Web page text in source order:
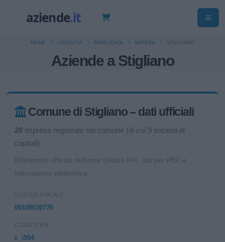
Aziende a Stigliano
HOME LOCALITÀ BASILICATA MATERA STIGLIANO
Comune di Stigliano – dati ufficiali
28 imprese registrate nel comune (di cui 9 società di
capitali).
Riferimenti ufficiali dell'ente (Indice PA), utili per PEC e
fatturazione elettronica.
CODICE FISCALE
00108030776
CODICE IPA
c_i954